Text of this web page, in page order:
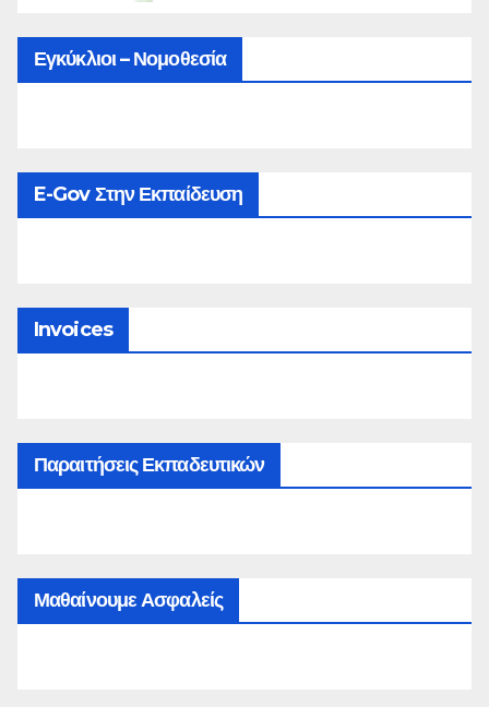
Εγκύκλιοι – Νομοθεσία
E-Gov Στην Εκπαίδευση
Invoices
Παραιτήσεις Εκπαδευτικών
Μαθαίνουμε Ασφαλείς